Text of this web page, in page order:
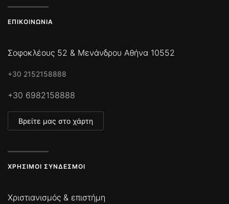
ΕΠΙΚΟΙΝΩΝΊΑ
Σοφοκλέους 52 & Μενάνδρου Αθήνα 10552
+30 2152158888
+30 6982158888
Βρείτε μας στο χάρτη
ΧΡΉΣΙΜΟΙ ΣΎΝΔΕΣΜΟΙ
Χριστιανισμός & επιστήμη